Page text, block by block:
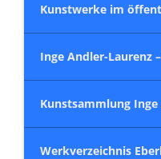
Kunstwerke im
Inge Andler-Laurenz
Kunstsammlung
Werkverzeichnis